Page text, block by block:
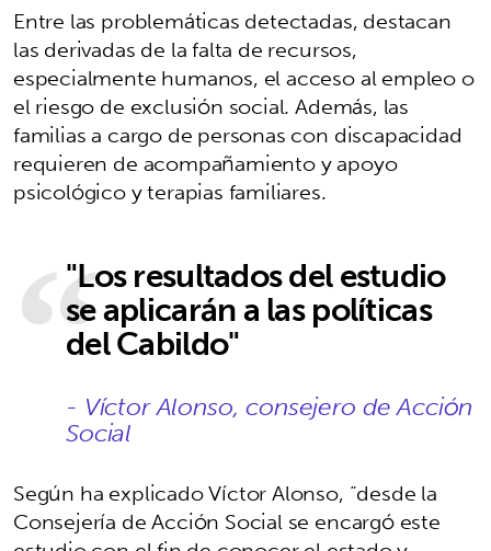
Entre las problemáticas detectadas, destacan
las derivadas de la falta de recursos,
especialmente humanos, el acceso al empleo o
el riesgo de exclusión social. Además, las
familias a cargo de personas con discapacidad
requieren de acompañamiento y apoyo
psicológico y terapias familiares.
"Los resultados del estudio
se aplicarán a las políticas
del Cabildo"
- Víctor Alonso, consejero de Acción
Social
Según ha explicado Víctor Alonso, “desde la
Consejería de Acción Social se encargó este